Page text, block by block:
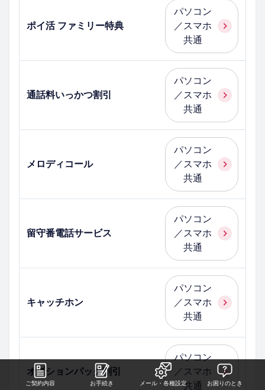
ポイ活 ファミリー特典
パソコン
／スマホ
共通
通話料いっかつ割引
パソコン
／スマホ
共通
メロディコール
パソコン
／スマホ
共通
留守番電話サービス
パソコン
／スマホ
共通
キャッチホン
パソコン
／スマホ
共通
オプションパック割引
パソコン
／スマホ
共通
ご契約内容 お手続き メール・各種設定 お困りのとき